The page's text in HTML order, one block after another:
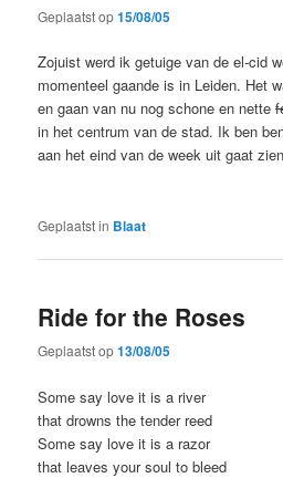
Geplaatst op15/08/05
Zojuist werd ik getuige van de el-cid
momenteel gaande is in Leiden. Het
en gaan van nu nog schone en nette
in het centrum van de stad. Ik ben
aan het eind van de week uit gaat
Geplaatst in Blaat
Ride for the Roses
Geplaatst op13/08/05
Some say love it is a river
that drowns the tender reed
Some say love it is a razor
that leaves your soul to bleed